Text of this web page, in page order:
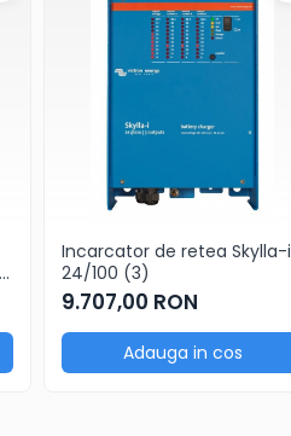
Incarcator de retea Skylla-i
24/100 (3)
9.707,00 RON
Adauga in cos